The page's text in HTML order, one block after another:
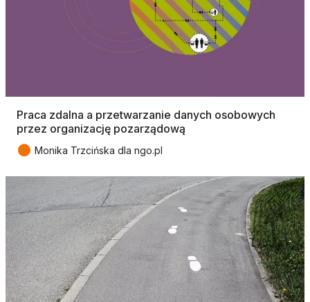
Praca zdalna a przetwarzanie danych osobowych
przez organizację pozarządową
● Monika Trzcińska dla ngo.pl